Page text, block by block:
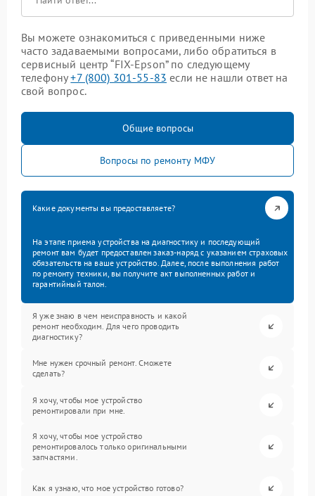
Вы можете ознакомиться с приведенными ниже
часто задаваемыми вопросами, либо обратиться в
сервисный центр “FIX-Epson” по следующему
телефону+7 (800) 301-55-83 если не нашли ответ на
свой вопрос.
Общие вопросы
Вопросы по ремонту МФУ
Какие документы вы предоставляете?
На этапе приема устройства на диагностику и последующий
ремонт вам будет предоставлен заказ-наряд с указанием страховых
обязательств на ваше устройство. Далее, после выполнения работ
по ремонту техники, вы получите акт выполненных работ и
гарантийный талон.
Я уже знаю в чем неисправность и какой
ремонт необходим. Для чего проводить
диагностику?
Мне нужен срочный ремонт. Сможете
сделать?
Я хочу, чтобы мое устройство
ремонтировали при мне.
Я хочу, чтобы мое устройство
ремонтировалось только оригинальными
запчастями.
Как я узнаю, что мое устройство готово?